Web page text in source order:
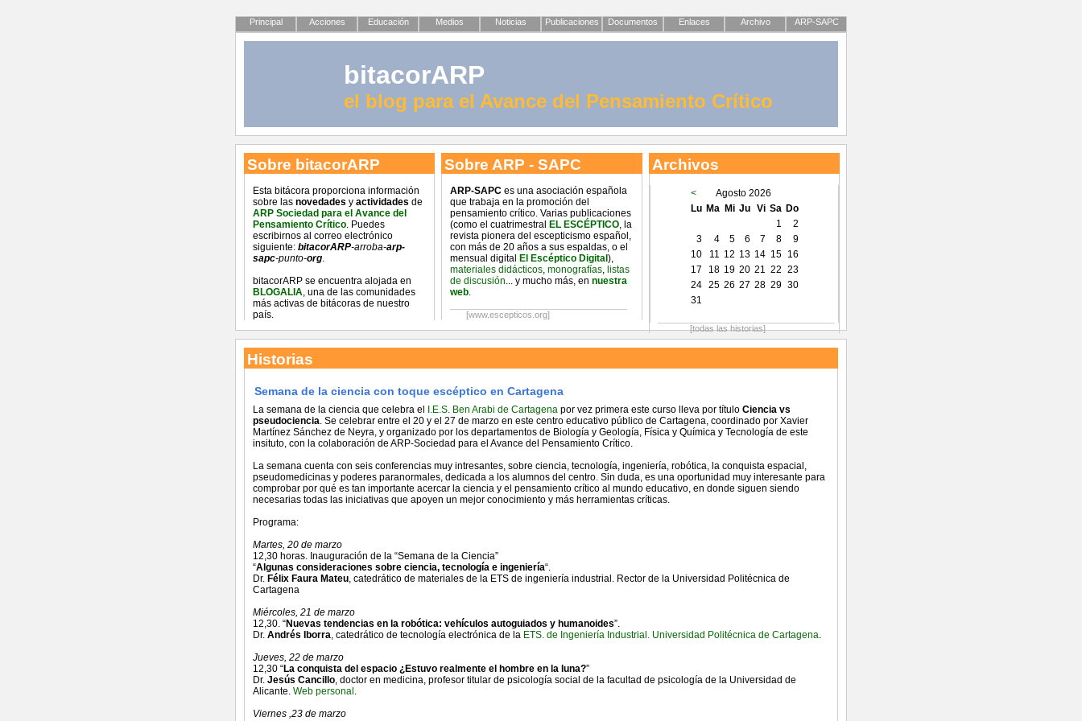
Principal Acciones Educación Medios Noticias Publicaciones Documentos Enlaces Archivo ARP-SAPC
bitacorARP
el blog para el Avance del Pensamiento Crítico
Sobre bitacorARP
Esta bitácora proporciona información
sobre las novedades y actividades de
ARP Sociedad para el Avance del
Pensamiento Crítico. Puedes
escribirnos al correo electrónico
siguiente: bitacorARP-arroba-arp-
sapc-punto-org.
bitacorARP se encuentra alojada en
BLOGALIA, una de las comunidades
más activas de bitácoras de nuestro
país.
Archivos
<
Agosto 2026
Lu Ma Mi Ju Vi Sa Do
1
2
3
4 5 6 7 8
9
10
11 12 13 14 15
16
17
18 19 20 21 22 23
24
25 26 27 28 29 30
31
[todas las historias]
Sobre ARP - SAPC
ARP-SAPC es una asociación española
que trabaja en la promoción del
pensamiento crítico. Varias publicaciones
(como el cuatrimestral EL ESCÉPTICO, la
revista pionera del escepticismo español,
con más de 20 años a sus espaldas, o el
mensual digital El Escéptico Digital ),
materiales didácticos, monografías, listas
de discusión... y mucho más, en nuestra
web.
[www.escepticos.org]
Historias
Semana de la ciencia con toque escéptico en Cartagena
La semana de la ciencia que celebra el I.E.S. Ben Arabi de Cartagena por vez primera este curso lleva por título Ciencia vs
pseudociencia. Se celebrar entre el 20 y el 27 de marzo en este centro educativo público de Cartagena, coordinado por Xavier
Martínez Sánchez de Neyra, y organizado por los departamentos de Biología y Geología, Física y Química y Tecnología de este
insituto, con la colaboración de ARP-Sociedad para el Avance del Pensamiento Crítico.
La semana cuenta con seis conferencias muy intresantes, sobre ciencia, tecnología, ingeniería, robótica, la conquista espacial,
pseudomedicinas y poderes paranormales, dedicada a los alumnos del centro. Sin duda, es una oportunidad muy interesante para
comprobar por qué es tan importante acercar la ciencia y el pensamiento crítico al mundo educativo, en donde siguen siendo
necesarias todas las iniciativas que apoyen un mejor conocimiento y más herramientas críticas.
Programa:
Martes, 20 de marzo
12,30 horas. Inauguración de la “Semana de la Ciencia”
“Algunas consideraciones sobre ciencia, tecnología e ingeniería“.
Dr. Félix Faura Mateu, catedrático de materiales de la ETS de ingeniería industrial. Rector de la Universidad Politécnica de
Cartagena
Miércoles, 21 de marzo
12,30. “Nuevas tendencias en la robótica: vehículos autoguiados y humanoides”.
Dr. Andrés Iborra, catedrático de tecnología electrónica de la ETS. de Ingeniería Industrial. Universidad Politécnica de Cartagena.
Jueves, 22 de marzo
12,30 “La conquista del espacio ¿Estuvo realmente el hombre en la luna?”
Dr. Jesús Cancillo, doctor en medicina, profesor titular de psicología social de la facultad de psicología de la Universidad de
Alicante. Web personal .
Viernes ,23 de marzo